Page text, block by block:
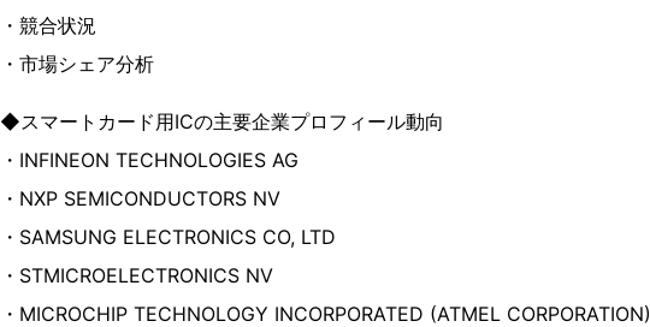
・競合状況
・市場シェア分析
◆スマートカード用ICの主要企業プロフィール動向
・INFINEON TECHNOLOGIES AG
・NXP SEMICONDUCTORS NV
・SAMSUNG ELECTRONICS CO, LTD
・STMICROELECTRONICS NV
・MICROCHIP TECHNOLOGY INCORPORATED (ATMEL CORPORATION)